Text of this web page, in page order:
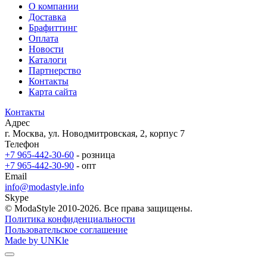
О компании
Доставка
Брафиттинг
Оплата
Новости
Каталоги
Партнерство
Контакты
Карта сайта
Контакты
Адрес
г. Москва, ул. Новодмитровская, 2, корпус 7
Телефон
+7 965-442-30-60 - розница
+7 965-442-30-90 - опт
Email
info@modastyle.info
Skype
© ModaStyle 2010-2026. Все права защищены.
Политика конфиденциальности
Пользовательское соглашение
Made by UNKle